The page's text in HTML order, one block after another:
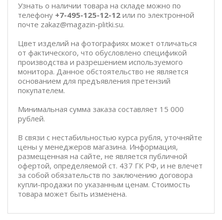
Узнать о наличии товара на складе можно по
телефону +7-495-125-12-12 или по электронной
почте zakaz@magazin-plitki.su.
Цвет изделий на фотографиях может отличаться
от фактического, что обусловлено спецификой
производства и разрешением используемого
монитора. Данное обстоятельство не является
основанием для предъявления претензий
покупателем.
Минимальная сумма заказа составляет 15 000
рублей.
В связи с нестабильностью курса рубля, уточняйте
цены у менеджеров магазина. Информация,
размещенная на сайте, не является публичной
офертой, определяемой ст. 437 ГК РФ, и не влечет
за собой обязательств по заключению договора
купли-продажи по указанным ценам. Стоимость
товара может быть изменена.